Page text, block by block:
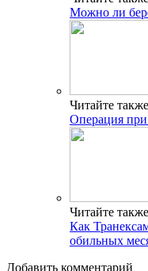
Можно ли
Читайте
Операция
Читайте
Как
обильных
Добавить комментарий